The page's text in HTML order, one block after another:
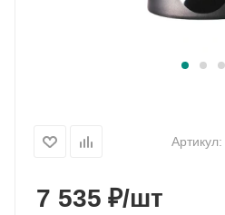
Артикул:
7 535 ₽/шт